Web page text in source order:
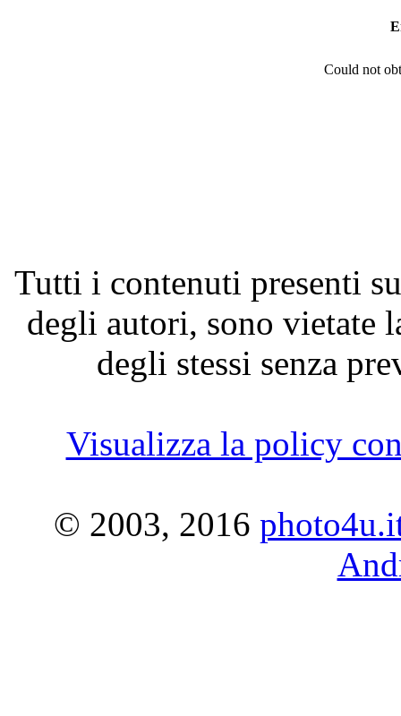
Could not
Tutti i contenuti presenti
degli autori, sono vietate
degli stessi senza
Visualizza la policy
© 2003, 2016